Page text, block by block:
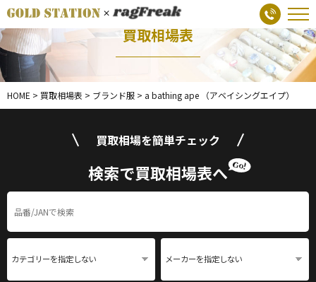
買取相場表
HOME > 買取相場表 > ブランド服 > a bathing ape （アベイシングエイプ）
買取相場を簡単チェック
検索で買取相場表へ